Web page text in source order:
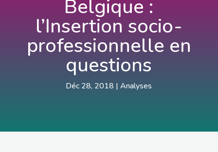
Belgique :
l’Insertion socio-
professionnelle en
questions
Déc 28, 2018 |Analyses